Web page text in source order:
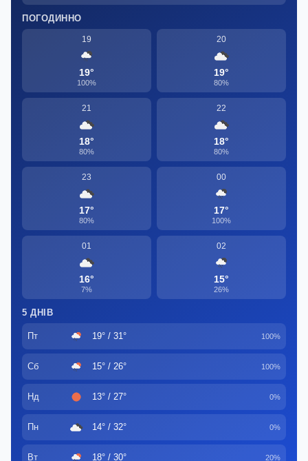
ПОГОДИННО
19
19°
100%
20
19°
80%
21
18°
80%
22
18°
80%
23
17°
80%
00
17°
100%
01
16°
7%
02
15°
26%
5 ДНІВ
Пт 19° / 31° 100%
Сб 15° / 26° 100%
Нд 13° / 27° 0%
Пн 14° / 32° 0%
Вт 18° / 30° 20%